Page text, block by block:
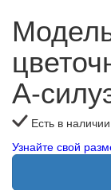
А-
Есть в наличии
Узнайте свой